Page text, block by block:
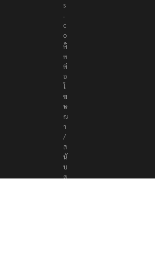
s
.
c
o
ติ
ด
ต่
อ
โ
ฆ
ษ
ณ
า
/
ส
นั
บ
ส